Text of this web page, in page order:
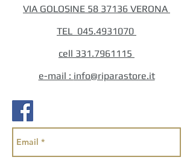
VIA GOLOSINE 58 37136 VERONA
TEL 045.4931070
cell 331.7961115
e-mail : info@riparastore.it